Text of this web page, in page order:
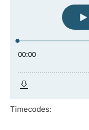
Timecodes: